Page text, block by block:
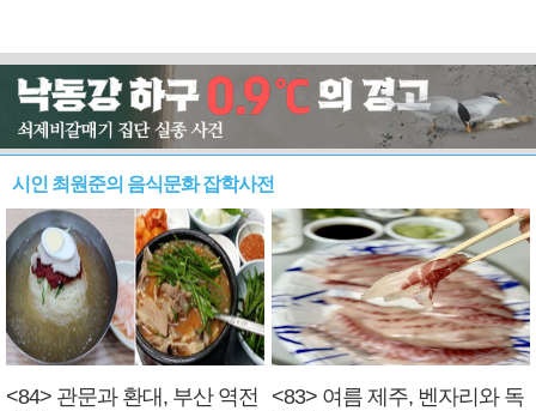
시인 최원준의 음식문화 잡학사전
<84> 관문과 환대, 부산 역전
<83> 여름 제주, 벤자리와 독